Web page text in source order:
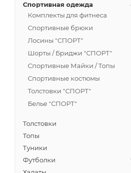
Спортивная одежда
Комплекты для фитнеса
Спортивные брюки
Лосины "СПОРТ"
Шорты / Бриджи "СПОРТ"
Спортивные Майки / Топы
Спортивные костюмы
Толстовки "СПОРТ"
Белье "СПОРТ"
Толстовки
Топы
Туники
Футболки